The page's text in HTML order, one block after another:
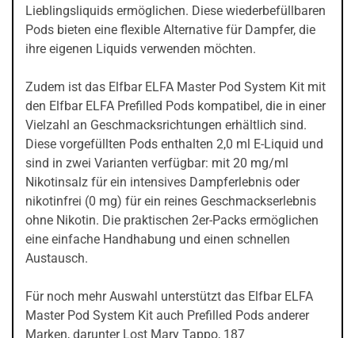
Lieblingsliquids ermöglichen. Diese wiederbefüllbaren
Pods bieten eine flexible Alternative für Dampfer, die
ihre eigenen Liquids verwenden möchten.
Zudem ist das Elfbar ELFA Master Pod System Kit mit
den Elfbar ELFA Prefilled Pods kompatibel, die in einer
Vielzahl an Geschmacksrichtungen erhältlich sind.
Diese vorgefüllten Pods enthalten 2,0 ml E-Liquid und
sind in zwei Varianten verfügbar: mit 20 mg/ml
Nikotinsalz für ein intensives Dampferlebnis oder
nikotinfrei (0 mg) für ein reines Geschmackserlebnis
ohne Nikotin. Die praktischen 2er-Packs ermöglichen
eine einfache Handhabung und einen schnellen
Austausch.
Für noch mehr Auswahl unterstützt das Elfbar ELFA
Master Pod System Kit auch Prefilled Pods anderer
Marken, darunter Lost Mary Tappo, 187